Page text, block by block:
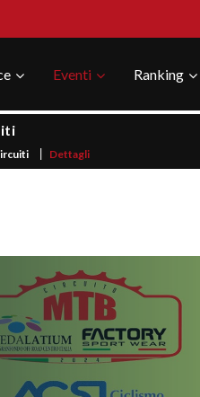
Eventi Ranking
Dettagli